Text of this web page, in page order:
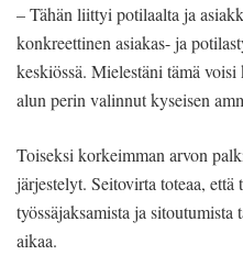
– Tähän liittyi potilaalta ja
konkreettinen asiakas- ja
keskiössä. Mielestäni tämä
alun perin valinnut kyseisen
Toiseksi korkeimman arvon
järjestelyt. Seitovirta toteaa,
työssäjaksamista ja sitoutumista
aikaa.